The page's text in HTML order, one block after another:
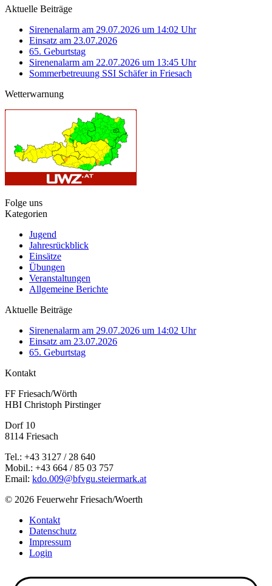
Aktuelle Beiträge
Sirenenalarm am 29.07.2026 um 14:02 Uhr
Einsatz am 23.07.2026
65. Geburtstag
Sirenenalarm am 22.07.2026 um 13:45 Uhr
Sommerbetreuung SSI Schäfer in Friesach
Wetterwarnung
Folge uns
Kategorien
Jugend
Jahresrückblick
Einsätze
Übungen
Veranstaltungen
Allgemeine Berichte
Aktuelle Beiträge
Sirenenalarm am 29.07.2026 um 14:02 Uhr
Einsatz am 23.07.2026
65. Geburtstag
Kontakt
FF Friesach/Wörth
HBI Christoph Pirstinger
Dorf 10
8114 Friesach
Tel.: +43 3127 / 28 640
Mobil.: +43 664 / 85 03 757
Email: kdo.009@bfvgu.steiermark.at
© 2026 Feuerwehr Friesach/Woerth
Kontakt
Datenschutz
Impressum
Login